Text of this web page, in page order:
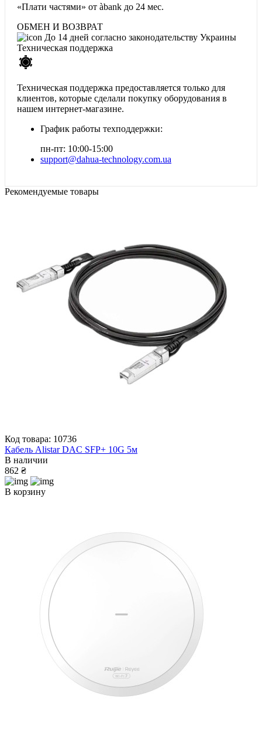
«Плати частями» от àbank до 24 мес.
ОБМЕН И ВОЗВРАТ
До 14 дней согласно законодательству Украины
Техническая поддержка
Техническая поддержка предоставляется только для
клиентов, которые сделали покупку оборудования в
нашем интернет-магазине.
График работы техподдержки:
пн-пт: 10:00-15:00
support@dahua-technology.com.ua
Рекомендуемые товары
Код товара: 10736
Кабель Alistar DAC SFP+ 10G 5м
В наличии
862 ₴
В корзину